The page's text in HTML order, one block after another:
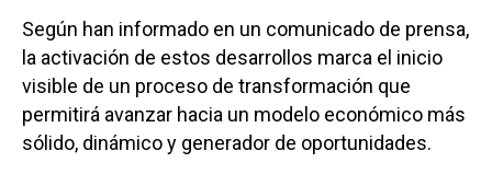
Según han informado en un comunicado de prensa,
la activación de estos desarrollos marca el inicio
visible de un proceso de transformación que
permitirá avanzar hacia un modelo económico más
sólido, dinámico y generador de oportunidades.